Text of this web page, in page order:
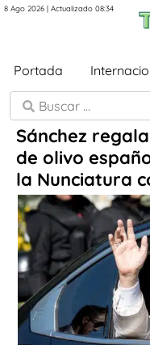
8 Ago 2026 | Actualizado 08:34
Portada
Sánchez
de olivo
la Nunciatura